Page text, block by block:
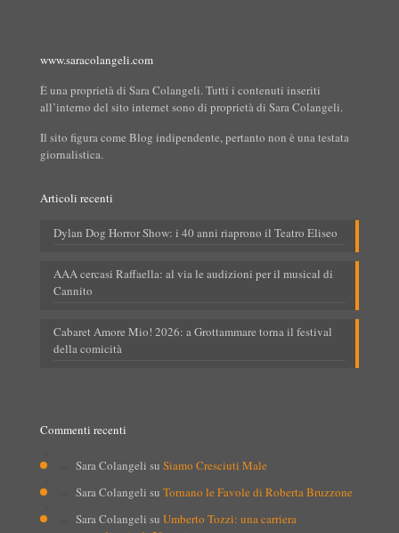
www.saracolangeli.com
È una proprietà di Sara Colangeli. Tutti i contenuti inseriti
all’interno del sito internet sono di proprietà di Sara Colangeli.
Il sito figura come Blog indipendente, pertanto non è una testata
giornalistica.
Articoli recenti
Dylan Dog Horror Show: i 40 anni riaprono il Teatro Eliseo
AAA cercasi Raffaella: al via le audizioni per il musical di
Cannito
Cabaret Amore Mio! 2026: a Grottammare torna il festival
della comicità
Commenti recenti
Sara Colangeli su Siamo Cresciuti Male
Sara Colangeli su Tornano le Favole di Roberta Bruzzone
Sara Colangeli su Umberto Tozzi: una carriera